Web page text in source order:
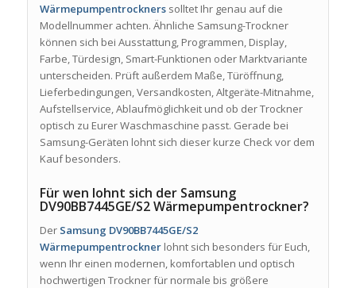
Wärmepumpentrocknerssolltet Ihr genau auf die
Modellnummer achten. Ähnliche Samsung-Trockner
können sich bei Ausstattung, Programmen, Display,
Farbe, Türdesign, Smart-Funktionen oder Marktvariante
unterscheiden. Prüft außerdem Maße, Türöffnung,
Lieferbedingungen, Versandkosten, Altgeräte-Mitnahme,
Aufstellservice, Ablaufmöglichkeit und ob der Trockner
optisch zu Eurer Waschmaschine passt. Gerade bei
Samsung-Geräten lohnt sich dieser kurze Check vor dem
Kauf besonders.
Für wen lohnt sich der Samsung
DV90BB7445GE/S2 Wärmepumpentrockner?
Der Samsung DV90BB7445GE/S2
Wärmepumpentrocknerlohnt sich besonders für Euch,
wenn Ihr einen modernen, komfortablen und optisch
hochwertigen Trockner für normale bis größere